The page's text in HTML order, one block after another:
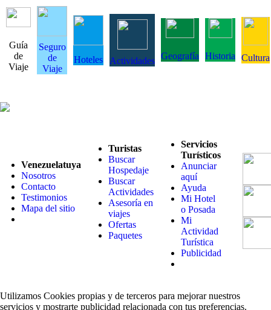
Guía
de
Viaje
Seguro
de
Viaje
Hoteles Actividades Geografía Historia Cultura
Venezuelatuya
Nosotros
Contacto
Testimonios
Mapa del sitio
Turistas
Buscar
Hospedaje
Buscar
Actividades
Asesoría en
viajes
Ofertas
Paquetes
Servicios
Turísticos
Anunciar
aquí
Ayuda
Mi Hotel
o Posada
Mi
Actividad
Turística
Publicidad
Utilizamos Cookies propias y de terceros para mejorar nuestros
servicios y mostrarte publicidad relacionada con tus preferencias.